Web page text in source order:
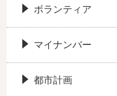
ボランティア
マイナンバー
都市計画